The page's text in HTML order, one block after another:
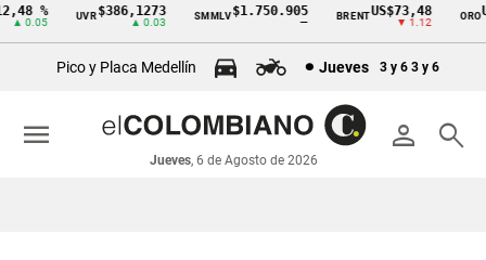
Cintillo
económicos
Colombia
%
0.05
UVR$386,1273
▲ 0.03
SMMLV$1.750.905 BRENTUS$73,48
▼ 1.12
ORO
Pico y Placa Medellín Jueves 3 y 6 3 y 6
person search
Jueves, 6 de Agosto de 2026
menu